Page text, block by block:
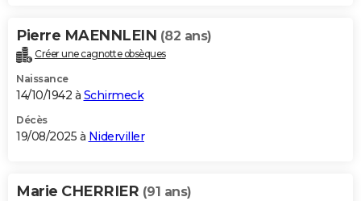
Pierre MAENNLEIN (82 ans)
Créer une cagnotte obsèques
Naissance
14/10/1942 à Schirmeck
Décès
19/08/2025 à Niderviller
Marie CHERRIER (91 ans)